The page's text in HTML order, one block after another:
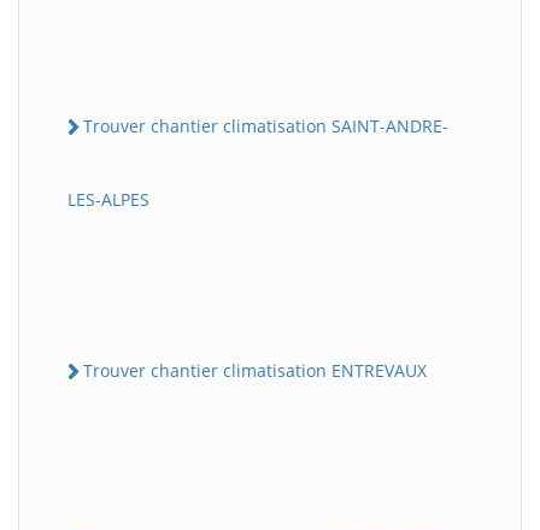
Trouver chantier climatisation SAINT-ANDRE-
LES-ALPES
Trouver chantier climatisation ENTREVAUX